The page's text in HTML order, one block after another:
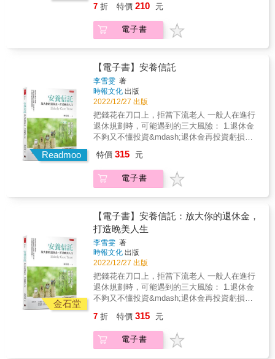
務資訊並融入加拿大展開新生活。
7 折 特價 210 元
電子書
Readmoo
【電子書】安養信託
李雪雯 著
時報文化 出版
2022/12/27 出版
把錢花在刀口上，拒當下流老人 一般人在進行
退休規劃時，可能遇到的三大風險： 1.退休金
不夠又不懂投資&mdash;退休金再投資虧損風
或失智，導致無力管理或動用資產 3.遺產分配
及稅負等問題 如果是五十歲以上，準備退休或
已退休人士。手邊應該已有部分的資產（不動
預先做好規劃&hellip;&hellip; 1.全台第一本操作
「安養信託」議題的工具書，就算有，也是只
描述理論的內容，不具實用性。 2.作者改從
「實際操作」的角度切入，列舉各種信託模式
的操作方法，保證實用。 3.對於希望更妥善規
畫退休財富自主及安度晚年的一般大眾，甚至
是信託業者來說，都是必買的好書。 &
特價 315 元
電子書
金石堂
【電子書】安養信託：放大你的退休金，
打造晚美人生
李雪雯 著
時報文化 出版
2022/12/27 出版
把錢花在刀口上，拒當下流老人 一般人在進行
退休規劃時，可能遇到的三大風險： 1.退休金
不夠又不懂投資&mdash;退休金再投資虧損風
或失智，導致無力管理或動用資產 3.遺產分配
及稅負等問題 如果是五十歲以上，準備退休或
已退休人士。手邊應該已有部分的資產（不動
7 折 特價 315 元
電子書